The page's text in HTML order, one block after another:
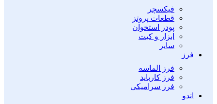
فیکسچر
قطعات پروتز
پودر استخوان
ابزار و کیت
سایر
فرز
فرز الماسه
فرز کارباید
فرز سرامیکی
اندو